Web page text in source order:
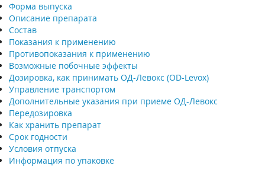
Форма выпуска
Описание препарата
Состав
Показания к применению
Противопоказания к применению
Возможные побочные эффекты
Дозировка, как принимать ОД-Левокс (OD-Levox)
Управление транспортом
Дополнительные указания при приеме ОД-Левокс
Передозировка
Как хранить препарат
Срок годности
Условия отпуска
Информация по упаковке